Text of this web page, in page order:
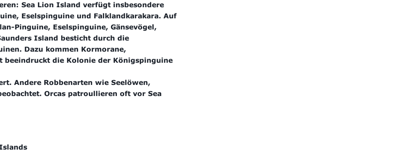
Sea Lion Island verfügt insbesondere
Eselspinguine und Falklandkarakara. Auf
Pinguine, Eselspinguine, Gänsevögel,
Island besticht durch die
Dazu kommen Kormorane,
beeindruckt die Kolonie der Königspinguine
Andere Robbenarten wie Seelöwen,
Orcas patroullieren oft vor Sea